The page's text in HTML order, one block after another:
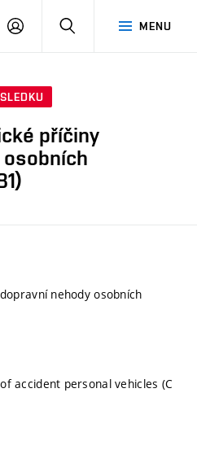
MENU
PŘIHLÁSIT
příčiny
nehody osobních
accident personal vehicles (C